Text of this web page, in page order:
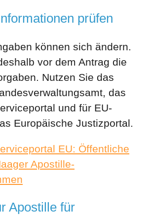
prüfen
können sich ändern.
vor dem Antrag die
Nutzen Sie das
das
und für EU-
Europäische Justizportal.
EU: Öffentliche
Apostille-
Apostille für